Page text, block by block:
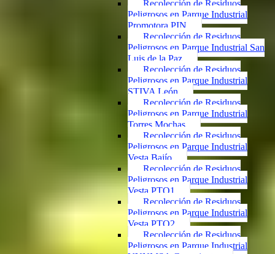
Recolección de Residuos
Peligrosos en Parque Industrial
Promotora PIN
Recolección de Residuos
Peligrosos en Parque Industrial San
Luis de la Paz
Recolección de Residuos
Peligrosos en Parque Industrial
STIVA León
Recolección de Residuos
Peligrosos en Parque Industrial
Torres Mochas
Recolección de Residuos
Peligrosos en Parque Industrial
Vesta Bajío
Recolección de Residuos
Peligrosos en Parque Industrial
Vesta PTO1
Recolección de Residuos
Peligrosos en Parque Industrial
Vesta PTO2
Recolección de Residuos
Peligrosos en Parque Industrial